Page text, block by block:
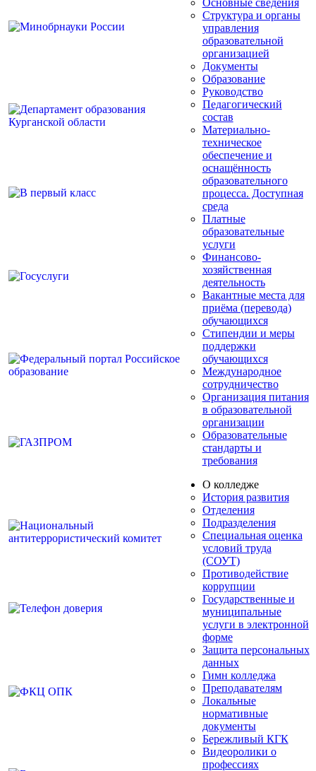
Структура и органы
управления
образовательной
организацией
Документы
Образование
Руководство
Педагогический
состав
Материально-
техническое
обеспечение и
оснащённость
образовательного
процесса. Доступная
среда
Платные
образовательные
услуги
Финансово-
хозяйственная
деятельность
Вакантные места для
приёма (перевода)
обучающихся
Стипендии и меры
поддержки
обучающихся
Международное
сотрудничество
Организация питания
в образовательной
организации
Образовательные
стандарты и
требования
О колледже
История развития
Отделения
Подразделения
Специальная оценка
условий труда
(СОУТ)
Противодействие
коррупции
Государственные и
муниципальные
услуги в электронной
форме
Защита персональных
данных
Гимн колледжа
Преподавателям
Локальные
нормативные
документы
Бережливый КГК
Видеоролики о
профессиях